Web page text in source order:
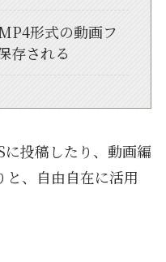
形式の動画フ
存される
投稿したり、動画編
、自由自在に活用